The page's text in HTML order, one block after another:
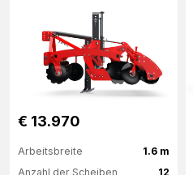
€ 13.970
1.6 m
Arbeitsbreite
12
Anzahl der Scheiben